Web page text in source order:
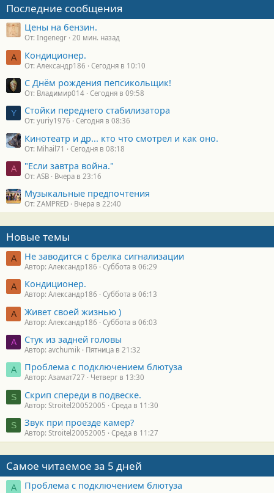
Последние сообщения
Цены на бензин.
От: Ingenegr 20 мин. назад
А Кондиционер.
От: Александр186 Сегодня в 10:10
С Днём рождения пепсикольщик!
От: Владимир014 Сегодня в 09:58
Y Стойки переднего стабилизатора
От: yuriy1976 Сегодня в 08:36
Кинотеатр и др... кто что смотрел и как оно.
От: Mihail71 Сегодня в 08:18
A "Если завтра война."
От: ASB Вчера в 23:16
Музыкальные предпочтения
От: ZAMPRED Вчера в 22:40
Новые темы
А Не заводится с брелка сигнализации
Автор: Александр186 Суббота в 06:29
А Кондиционер.
Автор: Александр186 Суббота в 06:13
А Живет своей жизнью )
Автор: Александр186 Суббота в 06:03
A Стук из задней головы
Автор: avchumik Пятница в 21:32
А Проблема с подключением блютуза
Автор: Азамат727 Четверг в 13:30
S Скрип спереди в подвеске.
Автор: Stroitel20052005 Среда в 11:30
S Звук при проезде камер?
Автор: Stroitel20052005 Среда в 11:27
Самое читаемое за 5 дней
А Проблема с подключением блютуза